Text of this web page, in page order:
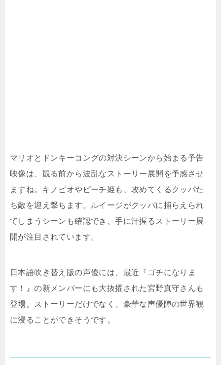
マリオとドンキーコングの対決シーンから始まる予告
映像は、観る前から波乱なストーリー展開を予感させ
ますね。キノピオやピーチ姫も、攻めてくるクッパた
ち敵を迎え撃ちます。ルイージがクッパに捕らえられ
てしまうシーンも確認でき、手に汗握るストーリー展
開が注目されています。
日本語吹き替え版の声優には、最近『ゴチになりま
す！』の新メンバーにも大抜擢された宮野真守さんも
登場。ストーリーだけでなく、豪華な声優陣の世界観
に浸ることができそうです。